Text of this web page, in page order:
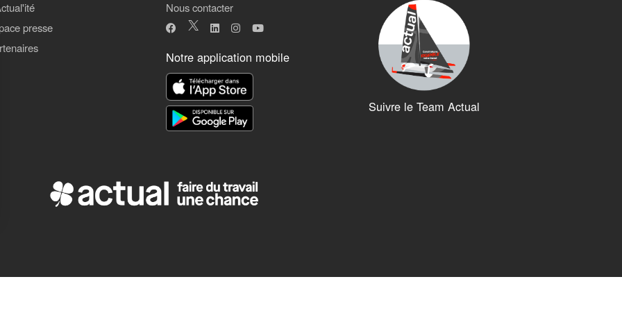
confidentialité, en garantissant la conformité avec les réglementations. Personnalisez vos préférences pour contrôler la manière dont
presse
Nous contacter
Notre application mobile
Suivre le Team Actual